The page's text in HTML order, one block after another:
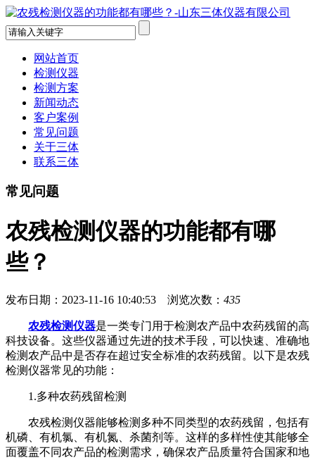
网站首页
检测仪器
检测方案
新闻动态
客户案例
常见问题
关于三体
联系三体
常见问题
农残检测仪器的功能都有哪
些？
发布日期：2023-11-16 10:40:53 浏览次数： 435
农残检测仪器是一类专门用于检测农产品中农药残留的高
科技设备。这些仪器通过先进的技术手段，可以快速、准确地
检测农产品中是否存在超过安全标准的农药残留。以下是农残
检测仪器常见的功能：
1.多种农药残留检测
农残检测仪器能够检测多种不同类型的农药残留，包括有
机磷、有机氯、有机氮、杀菌剂等。这样的多样性使其能够全
面覆盖不同农产品的检测需求，确保农产品质量符合国家和地